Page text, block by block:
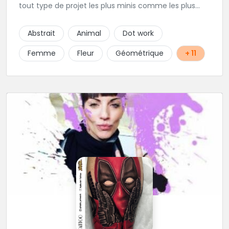
tout type de projet les plus minis comme les plus
Abstrait
Animal
Dot work
Femme
Fleur Géométrique + 11